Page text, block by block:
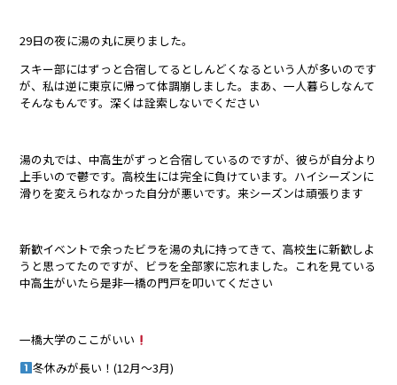
29日の夜に湯の丸に戻りました。
スキー部にはずっと合宿してるとしんどくなるという人が多いのです
が、私は逆に東京に帰って体調崩しました。まあ、一人暮らしなんて
そんなもんです。深くは詮索しないでください
湯の丸では、中高生がずっと合宿しているのですが、彼らが自分より
上手いので鬱です。高校生には完全に負けています。ハイシーズンに
滑りを変えられなかった自分が悪いです。来シーズンは頑張ります
新歓イベントで余ったビラを湯の丸に持ってきて、高校生に新歓しよ
うと思ってたのですが、ビラを全部家に忘れました。これを見ている
中高生がいたら是非一橋の門戸を叩いてください
一橋大学のここがいい
冬休みが長い！(12月〜3月)